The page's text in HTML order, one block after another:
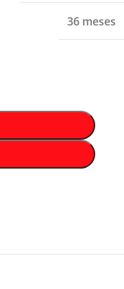
36 meses